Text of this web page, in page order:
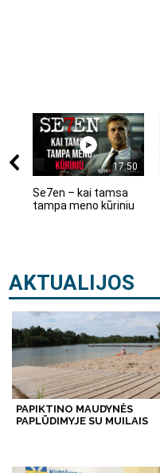
17:50
Se7en – kai tamsa
tampa meno kūriniu
AKTUALIJOS
PAPIKTINO MAUDYNĖS
PAPLŪDIMYJE SU MUILAIS